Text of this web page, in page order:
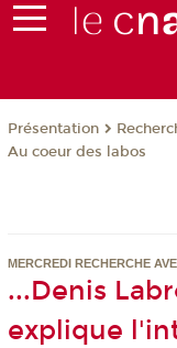
Présentation
Au coeur des labos
MERCREDI RECHERCHE
...Denis
explique